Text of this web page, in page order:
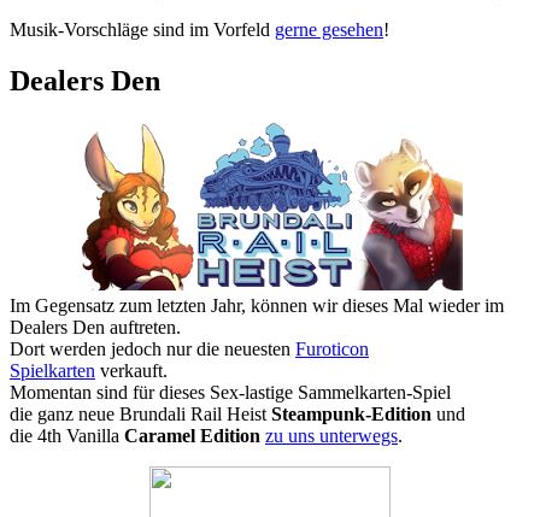
Musik-Vorschläge sind im Vorfeld gerne gesehen!
Dealers Den
Im Gegensatz zum letzten Jahr, können wir dieses Mal wieder im
Dealers Den auftreten.
Dort werden jedoch nur die neuesten Furoticon
Spielkarten verkauft.
Momentan sind für dieses Sex-lastige Sammelkarten-Spiel
die ganz neue Brundali Rail Heist Steampunk-Edition und
die 4th Vanilla Caramel Edition zu uns unterwegs.